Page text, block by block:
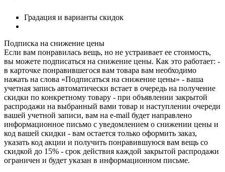
Градация и варианты скидок
Подписка на снижение цены
Если вам понравилась вещь, но не устраивает ее стоимость,
вы можете подписаться на снижение цены. Как это работает: -
в карточке понравившегося вам товара вам необходимо
нажать на слова «Подписаться на снижение цены» - ваша
учетная запись автоматически встает в очередь на получение
скидки по конкретному товару - при объявлении закрытой
распродажи на выбранный вами товар и наступлении очереди
вашей учетной записи, вам на e-mail будет направлено
информационное письмо с уведомлением о снижении цены и
код вашей скидки - вам остается только оформить заказ,
указать код акции и получить понравившуюся вам вещь со
скидкой до 15% - срок действия каждой закрытой распродажи
ограничен и будет указан в информационном письме.